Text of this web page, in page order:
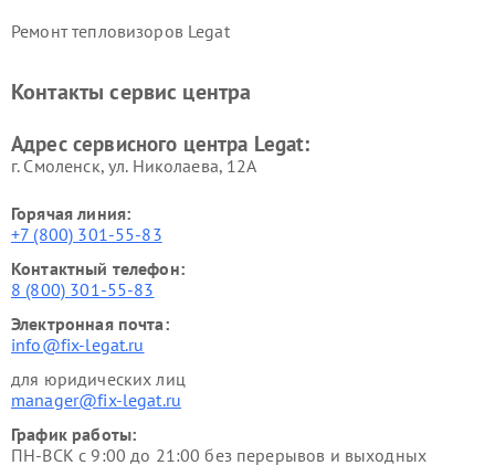
Ремонт тепловизоров Legat
Контакты сервис центра
Адрес сервисного центра Legat:
г. Смоленск, ул. Николаева, 12А
Горячая линия:
+7 (800) 301-55-83
Контактный телефон:
8 (800) 301-55-83
Электронная почта:
info@fix-legat.ru
для юридических лиц
manager@fix-legat.ru
График работы:
ПН-ВСК с 9:00 до 21:00 без перерывов и выходных